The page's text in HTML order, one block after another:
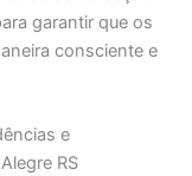
garantir que os
consciente e
e
RS